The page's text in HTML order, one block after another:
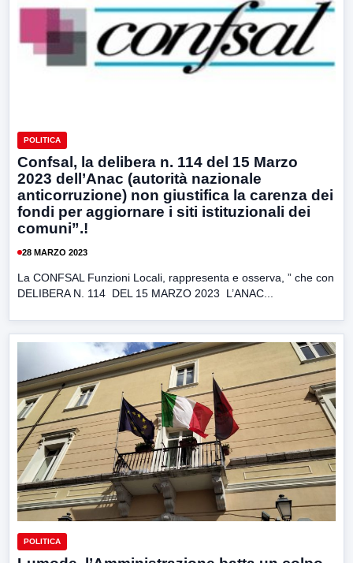
POLITICA
Confsal, la delibera n. 114 del 15 Marzo
2023 dell’Anac (autorità nazionale
anticorruzione) non giustifica la carenza dei
fondi per aggiornare i siti istituzionali dei
comuni”.!
28 MARZO 2023
La CONFSAL Funzioni Locali, rappresenta e osserva, ” che con
DELIBERA N. 114 DEL 15 MARZO 2023 L’ANAC...
POLITICA